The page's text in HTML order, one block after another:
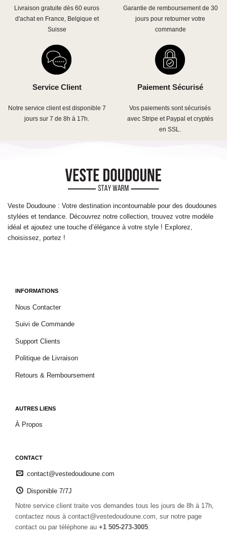
Livraison gratuite dès 60 euros
d'achat en France, Belgique et
Suisse
Garantie de remboursement de 30
jours pour retourner votre
commande
Service Client
Notre service client est disponible 7
jours sur 7 de 8h à 17h.
Paiement Sécurisé
Vos paiements sont sécurisés
avec Stripe et Paypal et cryptés
en SSL.
Veste Doudoune : Votre destination incontournable pour des doudounes
stylées et tendance. Découvrez notre collection, trouvez votre modèle
idéal et ajoutez une touche d’élégance à votre style ! Explorez,
choisissez, portez !
INFORMATIONS
Nous Contacter
Suivi de Commande
Support Clients
Politique de Livraison
Retours & Remboursement
AUTRES LIENS
À Propos
CONTACT
contact@vestedoudoune.com
Disponible 7/7J
Notre service client traite vos demandes tous les jours de 8h à 17h,
contactez nous à contact@vestedoudoune.com, sur notre page
contact ou par téléphone au +1 505-273-3005.